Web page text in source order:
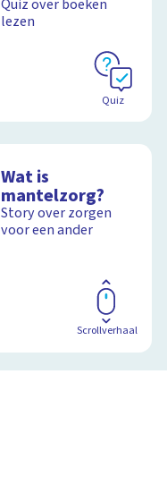
Schoolplaat
Quiz over boeken
lezen
Quiz
Wat is
mantelzorg?
Story over zorgen
voor een ander
Scrollverhaal